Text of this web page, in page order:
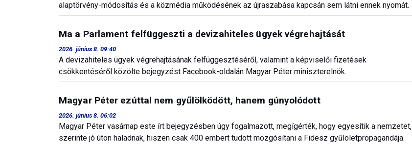
alaptörvény-módosítás és a közmédia működésének az újraszabása kapcsán sem látni ennek nyomát.
Ma a Parlament felfüggeszti a devizahiteles ügyek végrehajtását
2026. június 8. 09:40
A devizahiteles ügyek végrehajtásának felfüggesztéséről, valamint a képviselői fizetések
csökkentéséről közölte bejegyzést Facebook-oldalán Magyar Péter miniszterelnök.
Magyar Péter ezúttal nem gyűlölködött, hanem gúnyolódott
2026. június 8. 06:02
Magyar Péter vasárnap este írt bejegyzésben úgy fogalmazott, megígérték, hogy egyesítik a nemzetet,
szerinte jó úton haladnak, hiszen csak 400 embert tudott mozgósítani a Fidesz gyűlöletpropagandája.